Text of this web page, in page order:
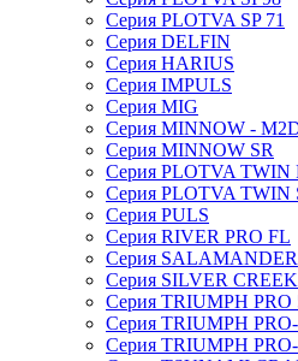
Серия PLOTVA SP 71
Серия DELFIN
Серия HARIUS
Серия IMPULS
Серия MIG
Серия MINNOW -
Серия MINNOW SR
Серия PLOTVA TWIN
Серия PLOTVA TWIN
Серия PULS
Серия RIVER PRO FL
Серия SALAMANDER
Серия SILVER
Серия TRIUMPH PRO
Серия TRIUMPH
Серия TRIUMPH